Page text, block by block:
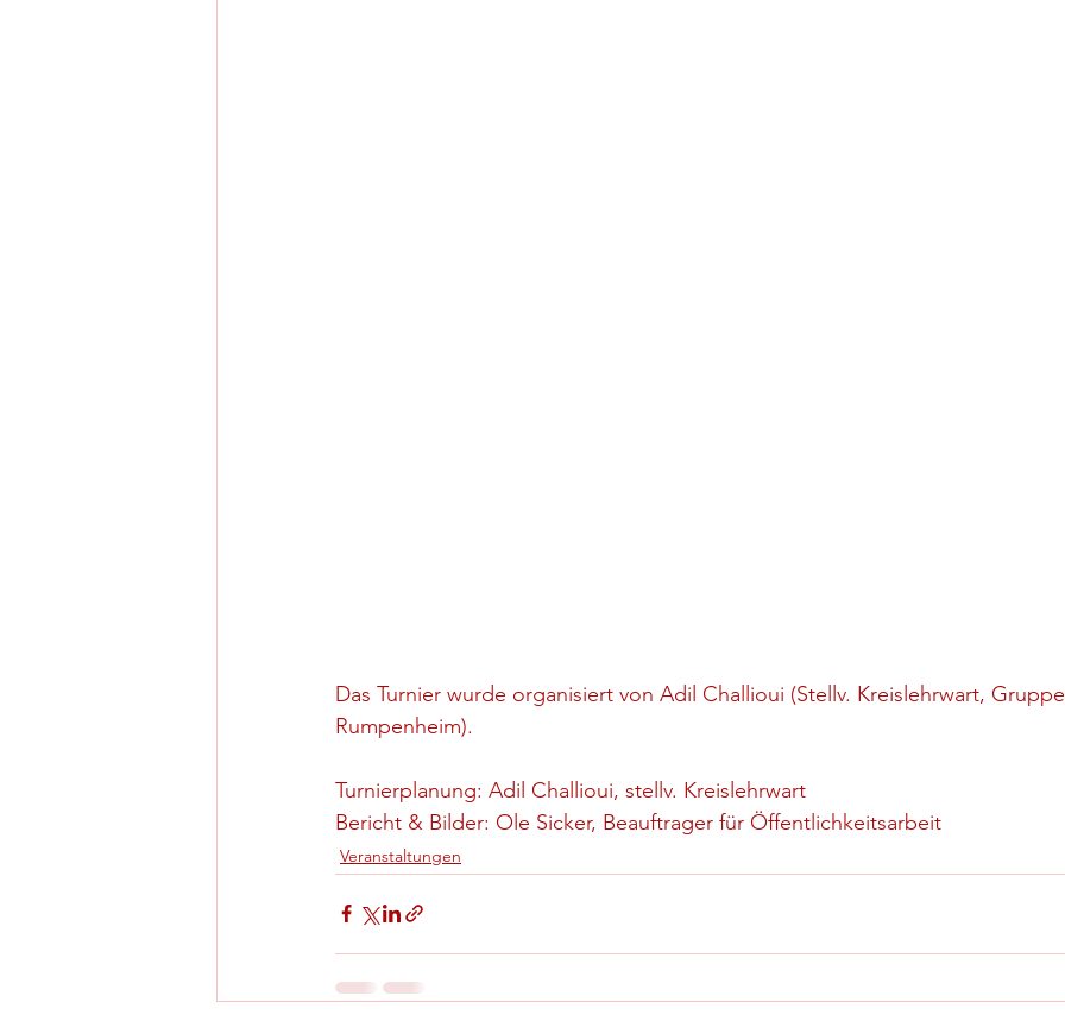
Das Turnier wurde organisiert von Adil Challioui (Stellv. Kreislehrwart,
Rumpenheim).
Turnierplanung: Adil Challioui, stellv. Kreislehrwart
Bericht & Bilder: Ole Sicker, Beauftrager für Öffentlichkeitsarbeit
Veranstaltungen